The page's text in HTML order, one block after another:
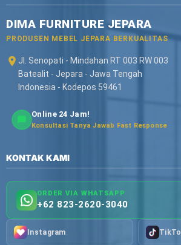
DIMA FURNITURE JEPARA
PRODUSEN MEBEL JEPARA BERKUALITAS
Jl. Senopati - Mindahan RT 003 RW 003
Batealit - Jepara - Jawa Tengah
Indonesia - Kodepos 59461
Online 24 Jam!
Konsultasi Tanya Jawab Fast Response
KONTAK KAMI
ORDER VIA WHATSAPP
+62 823-2620-3040
Instagram